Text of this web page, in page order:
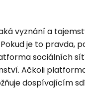
vyznání a
je to
sociálních
Ačkoli
dospívajícím